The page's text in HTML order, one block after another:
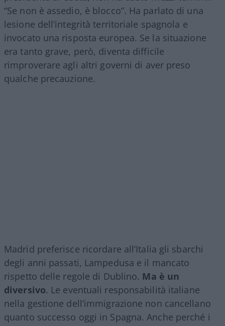
“Se non è assedio, è blocco”. Ha parlato di una
lesione dell’integrità territoriale spagnola e
invocato una risposta europea. Se la situazione
era tanto grave, però, diventa difficile
rimproverare agli altri governi di aver preso
qualche precauzione.
Madrid preferisce ricordare all’Italia gli sbarchi
degli anni passati, Lampedusa e il mancato
rispetto delle regole di Dublino. Ma è un
diversivo. Le eventuali responsabilità italiane
nella gestione dell’immigrazione non cancellano
quanto successo oggi in Spagna. Anche perché i